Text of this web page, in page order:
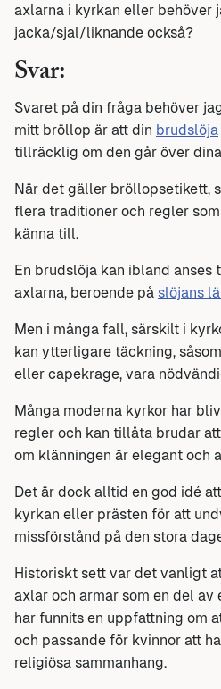
axlarna i kyrkan eller behöver
jacka/sjal/liknande också?
Svar:
Svaret på din fråga behöver
mitt bröllop är att din brudslöja
tillräcklig om den går över
När det gäller bröllopsetikett,
flera traditioner och regler
känna till.
En brudslöja kan ibland
axlarna, beroende på slöjans
Men i många fall, särskilt i
kan ytterligare täckning,
eller capekrage, vara
Många moderna kyrkor har
regler och kan tillåta brudar
om klänningen är elegant och
Det är dock alltid en god idé
kyrkan eller prästen för att
missförstånd på den stora
Historiskt sett var det vanligt
axlar och armar som en del av
har funnits en uppfattning om
och passande för kvinnor att
religiösa sammanhang.